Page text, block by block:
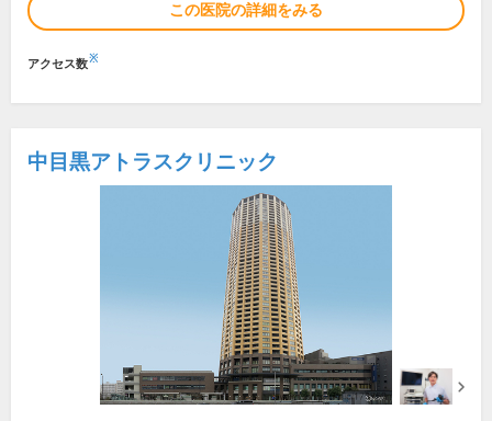
この医院の詳細をみる
アクセス数※
中目黒アトラスクリニック